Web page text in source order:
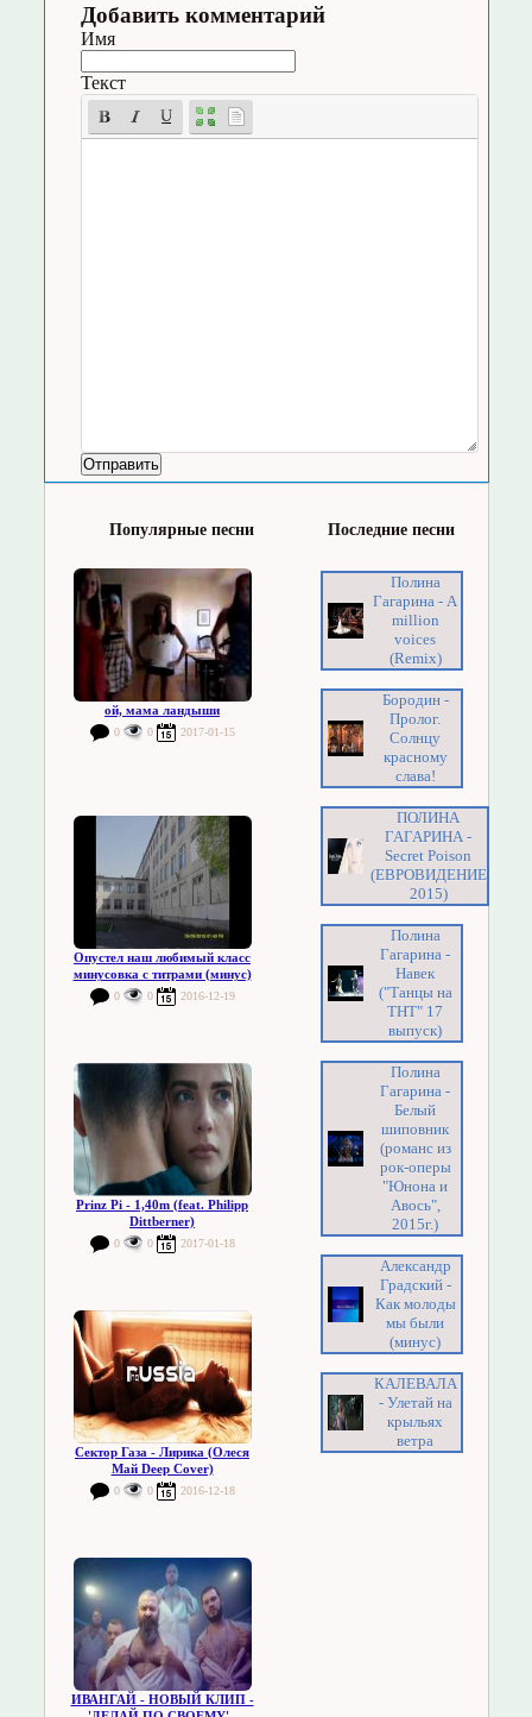
Добавить комментарий
Имя
Текст
Популярные песни
ой, мама ландыши
0 0 2017-01-15
Опустел наш любимый класс
минусовка с титрами (минус)
0 0 2016-12-19
Prinz Pi - 1,40m (feat. Philipp
Dittberner)
0 0 2017-01-18
Сектор Газа - Лирика (Олеся
Май Deep Cover)
0 0 2016-12-18
ИВАНГАЙ - НОВЫЙ КЛИП -
Последние песни
Полина
Гагарина - A
million
voices
(Remix)
Бородин -
Пролог.
Солнцу
красному
слава!
ПОЛИНА
ГАГАРИНА -
Secret Poison
(ЕВРОВИДЕНИЕ
2015)
Полина
Гагарина -
Навек
("Танцы на
ТНТ" 17
выпуск)
Полина
Гагарина -
Белый
шиповник
(романс из
рок-оперы
"Юнона и
Авось",
2015г.)
Александр
Градский -
Как молоды
мы были
(минус)
КАЛЕВАЛА
- Улетай на
крыльях
ветра